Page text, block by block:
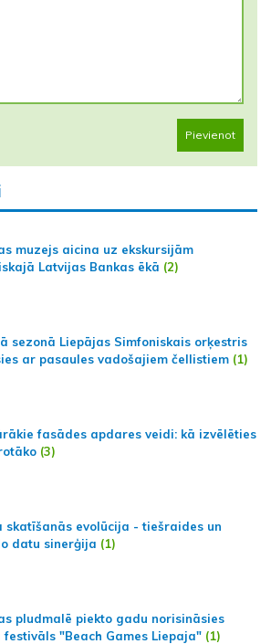
Pievienot
muzejs aicina uz ekskursijām
Latvijas Bankas ēkā (2)
sezonā Liepājas Simfoniskais orķestris
ar pasaules vadošajiem čellistiem (1)
fasādes apdares veidi: kā izvēlēties
(3)
skatīšanās evolūcija - tiešraides un
datu sinerģija (1)
pludmalē piekto gadu norisināsies
festivāls "Beach Games Liepaja" (1)